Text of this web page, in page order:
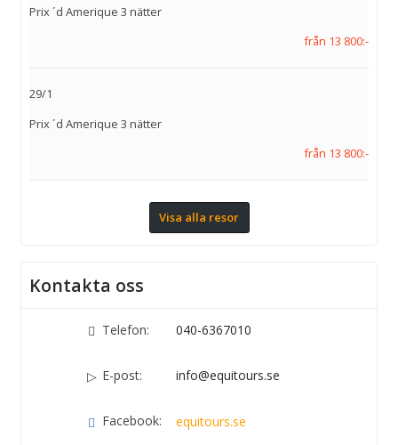
Prix ´d Amerique 3 nätter
från 13 800:-
29/1
Prix ´d Amerique 3 nätter
från 13 800:-
Visa alla resor
Kontakta oss
Telefon: 040-6367010
E-post: info@equitours.se
Facebook:
equitours.se